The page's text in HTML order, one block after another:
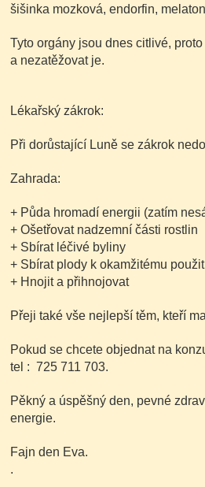
šišinka mozková, endorfin,
Tyto orgány jsou dnes citlivé,
a nezatěžovat je.
Lékařský zákrok:
Při dorůstající Luně se zákrok
Zahrada:
+ Půda hromadí energii (zatím
+ Ošetřovat nadzemní části rostlin
+ Sbírat léčivé byliny
+ Sbírat plody k okamžitému
+ Hnojit a přihnojovat
Přeji také vše nejlepší těm, kteří
Pokud se chcete objednat na
tel : 725 711 703.
Pěkný a úspěšný den, pevné
energie.
Fajn den Eva.
.